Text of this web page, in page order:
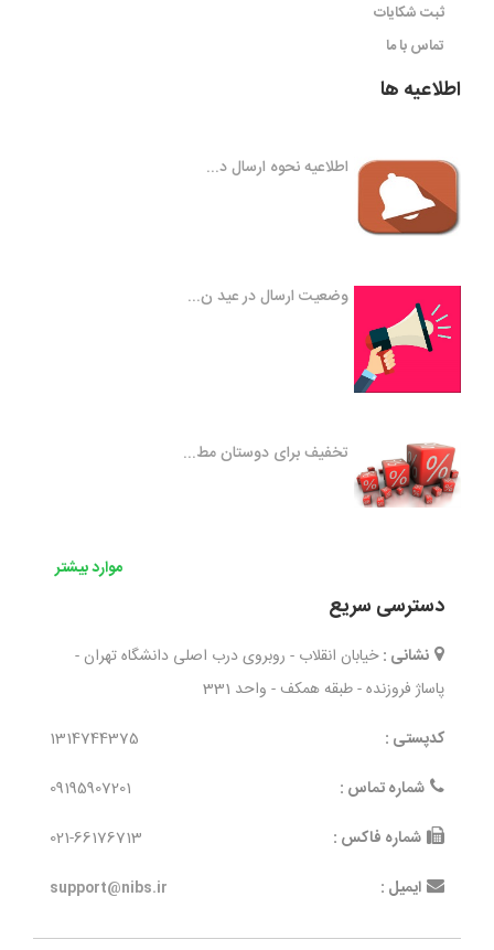
ثبت شکایات
تماس با ما
اطلاعیه ها
اطلاعیه نحوه ارسال د...
وضعیت ارسال در عید ن...
تخفیف برای دوستان مط...
موارد بیشتر
دسترسی سریع
نشانی : خیابان انقلاب - روبروی درب اصلی دانشگاه تهران -
پاساژ فروزنده - طبقه همکف - واحد 331
کدپستی :
1314744375
شماره تماس :
09195907201
شماره فاکس :
021-66176713
ایمیل :
support@nibs.ir